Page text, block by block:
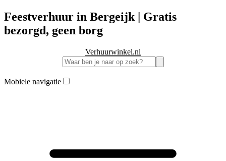
Feestverhuur in Bergeijk | Gratis
bezorgd, geen borg
Verhuurwinkel.nl
Mobiele navigatie